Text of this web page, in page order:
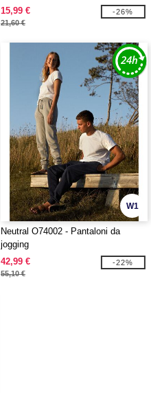
15,99 €
21,60 €
-26%
W1
Neutral O74002 - Pantaloni da
jogging
42,99 €
55,10 €
-22%